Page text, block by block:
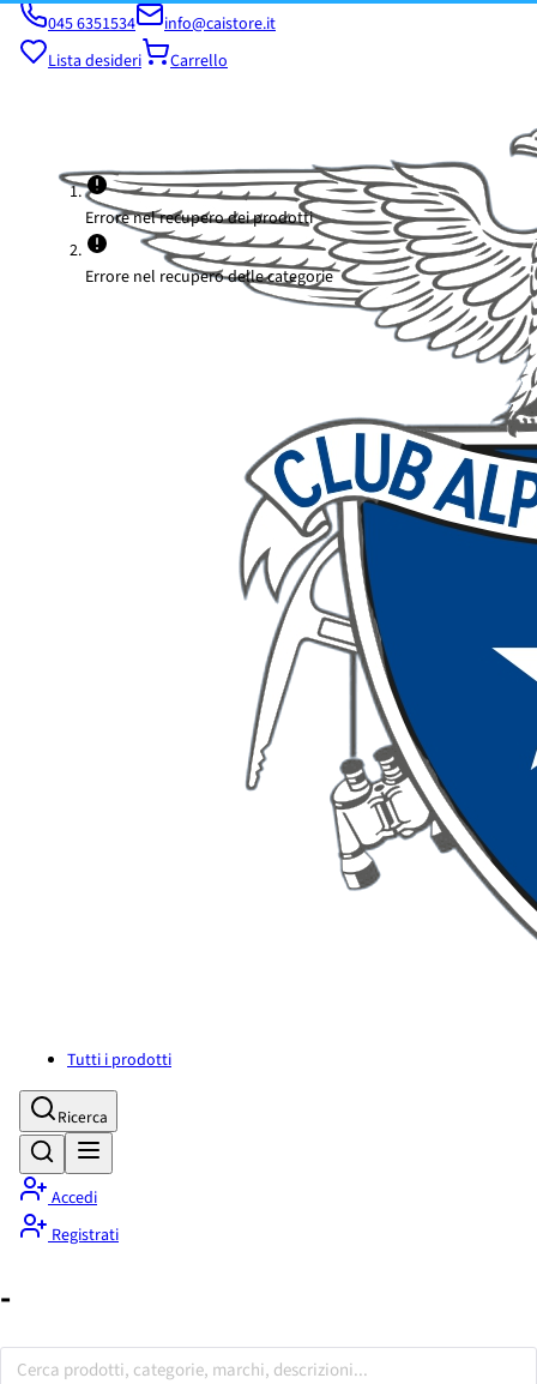
045 6351534
info@caistore.it
Lista desideri
Carrello
Tutti i prodotti
Ricerca
Accedi
Registrati
-
Cerca prodotti, categorie, marchi, descrizioni...